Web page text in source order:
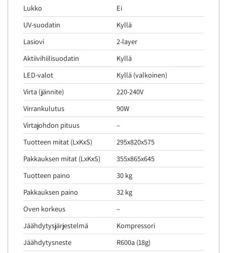
Lukko
Ei
UV-suodatin
Kyllä
Lasiovi
2-layer
Aktiivihiilisuodatin
Kyllä
LED-valot
Kyllä (valkoinen)
Virta (jännite)
220-240V
Virrankulutus
90W
Virtajohdon pituus
–
Tuotteen mitat (LxKxS)
295x820x575
Pakkauksen mitat (LxKxS)
355x865x645
Tuotteen paino
30 kg
Pakkauksen paino
32 kg
Oven korkeus
–
Jäähdytysjärjestelmä
Kompressori
Jäähdytysneste
R600a (18g)